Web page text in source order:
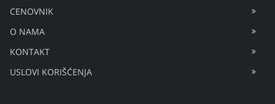
CENOVNIK
O NAMA
KONTAKT
USLOVI KORIŠĆENJA